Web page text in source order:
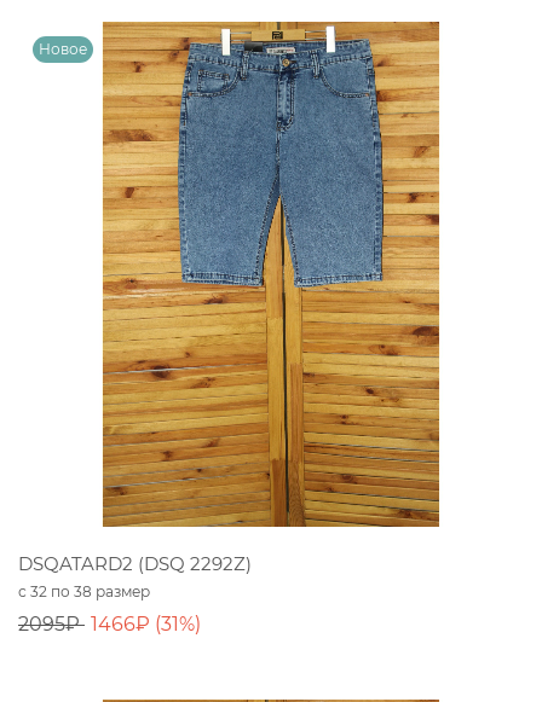
DSQATARD2 (DSQ 2292Z)
с 32 по 38 размер
2095₽ 1466₽ (31%)